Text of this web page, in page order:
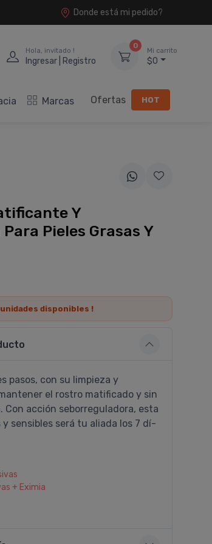
Donde está mi pedido?
Hola, invitado !
Ingresar | Registro
0
Mi carrito
$0
Marcas Ofertas HOT
Y
Pieles Grasas Y
unidades disponibles !
pasos, con su limpieza y
el rostro matificado y sin
acción seborreguladora, esta
y sensibles será tu aliada los 7 dí­
+ Eximia